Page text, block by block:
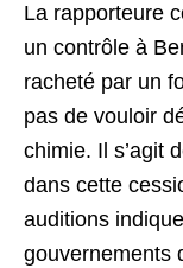
La rapporteure
un contrôle à
racheté par un
pas de vouloir
chimie. Il s’agit
dans cette
auditions
gouvernements